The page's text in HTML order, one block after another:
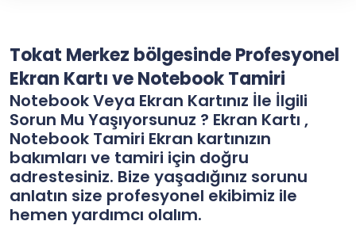
Tokat Merkez bölgesinde Profesyonel
Ekran Kartı ve Notebook Tamiri
Notebook Veya Ekran Kartınız İle İlgili
Sorun Mu Yaşıyorsunuz ? Ekran Kartı ,
Notebook Tamiri Ekran kartınızın
bakımları ve tamiri için doğru
adrestesiniz. Bize yaşadığınız sorunu
anlatın size profesyonel ekibimiz ile
hemen yardımcı olalım.